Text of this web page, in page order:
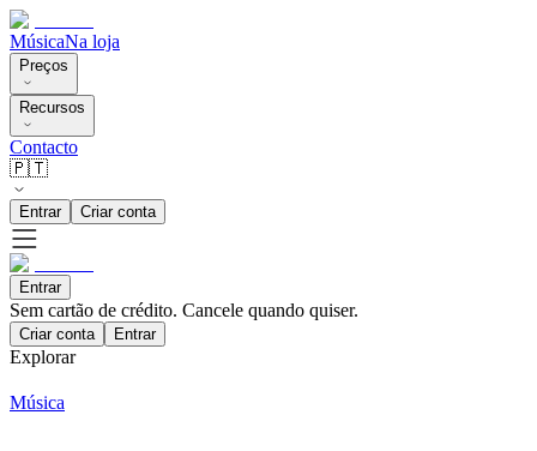
MúsicaNa loja
Preços
Recursos
Contacto
🇵🇹
Entrar Criar conta
Entrar
Sem cartão de crédito. Cancele quando quiser.
Criar conta Entrar
Explorar
Música